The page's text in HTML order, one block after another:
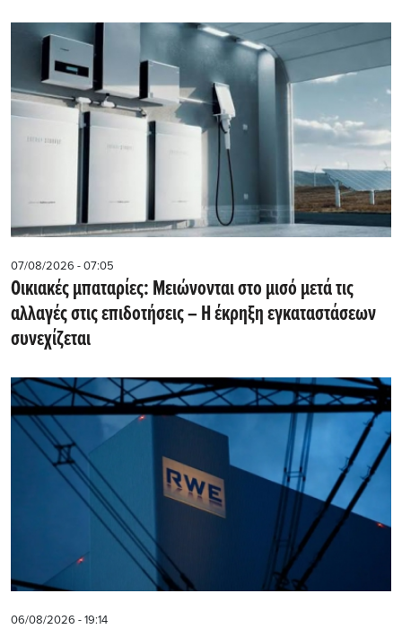
07/08/2026 - 07:05
Οικιακές μπαταρίες: Μειώνονται στο μισό μετά τις
αλλαγές στις επιδοτήσεις – Η έκρηξη εγκαταστάσεων
συνεχίζεται
06/08/2026 - 19:14